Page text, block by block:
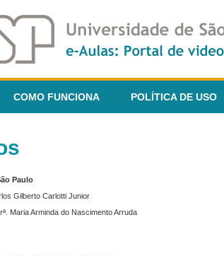
COMO FUNCIONA POLÍTICA DE USO
Paulo
Gilberto Carlotti Junior
Maria Arminda do Nascimento Arruda